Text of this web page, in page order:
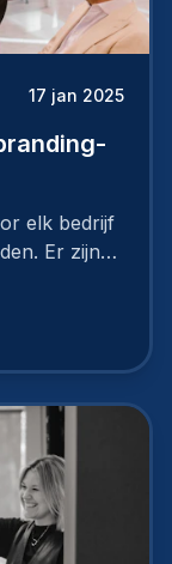
17 jan 2025
elk bedrijf
zijn
je dat